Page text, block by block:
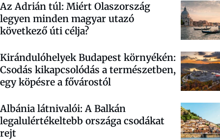
Az Adrián túl: Miért Olaszország
legyen minden magyar utazó
következő úti célja?
Kirándulóhelyek Budapest környékén:
Csodás kikapcsolódás a természetben,
egy köpésre a fővárostól
Albánia látnivalói: A Balkán
legalulértékeltebb országa csodákat
rejt